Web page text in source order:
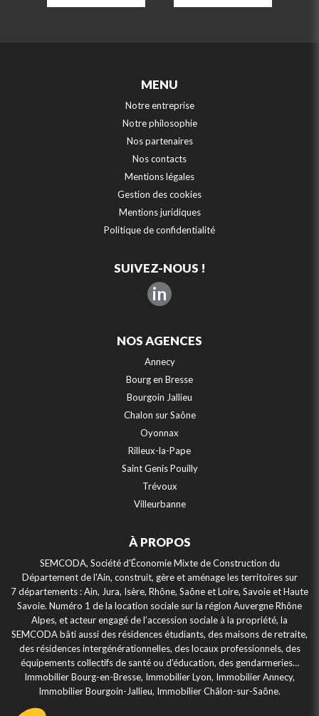
MENU
Notre entreprise
Notre philosophie
Nos partenaires
Nos contacts
Mentions légales
Gestion des cookies
Mentions juridiques
Politique de confidentialité
SUIVEZ-NOUS !
in
NOS AGENCES
Annecy
Bourg en Bresse
Bourgoin Jallieu
Chalon sur Saône
Oyonnax
Rilleux-la-Pape
Saint Genis Pouilly
Trévoux
Villeurbanne
À PROPOS
SEMCODA, Société d'Économie Mixte de Construction du
Département de l'Ain, construit, gère et aménage les territoires sur
7 départements : Ain, Jura, Isère, Rhône, Saône et Loire, Savoie et Haute
Savoie. Numéro 1 de la location sociale sur la région Auvergne Rhône
Alpes, et acteur engagé de l’accession sociale à la propriété, la
SEMCODA bâti aussi des résidences étudiants, des maisons de retraite,
des résidences intergénérationnelles, des locaux professionnels, des
équipements collectifs de santé ou d’éducation, des gendarmeries…
Immobilier Bourg-en-Bresse, Immobilier Lyon, Immobilier Annecy,
Immobilier Bourgoin-Jallieu, Immobilier Châlon-sur-Saône.